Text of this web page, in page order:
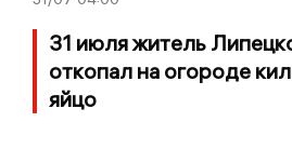
31 июля житель
откопал на огороде
яйцо